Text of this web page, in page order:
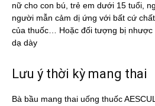
nữ cho con bú, trẻ em dưới 15 tuổi,
người mẫn cảm dị ứng với bất cứ
của thuốc… Hoặc đối tượng bị nhược
dạ dày
Lưu ý thời kỳ mang thai
Bà bầu mang thai uống thuốc